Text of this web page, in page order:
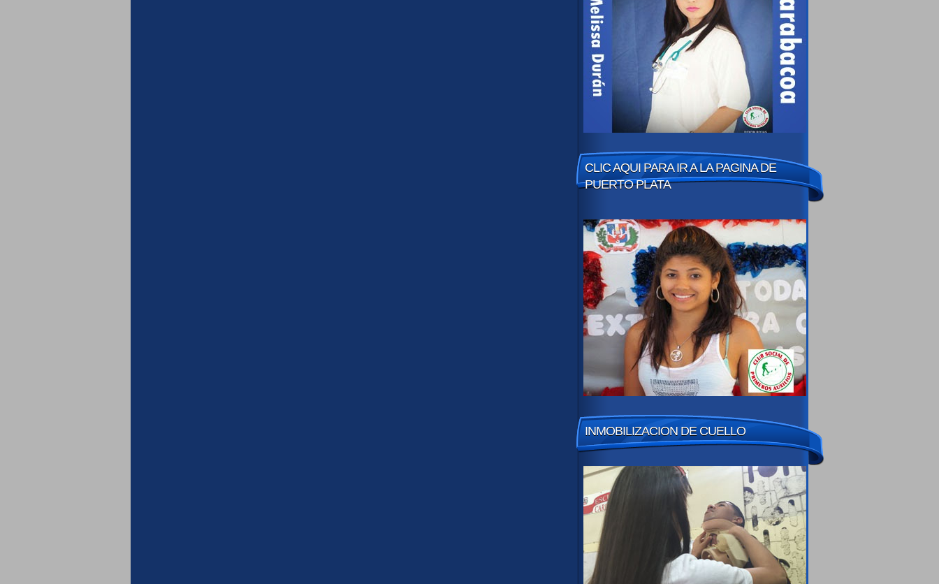
CLIC AQUI PARA IR A LA PAGINA DE
PUERTO PLATA
INMOBILIZACION DE CUELLO